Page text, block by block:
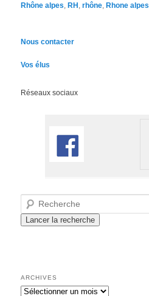
Rhône alpes,RH,rhône,Rhone alpes
Nous contacter
Vos élus
Réseaux sociaux
Recherche
ARCHIVES
Archives